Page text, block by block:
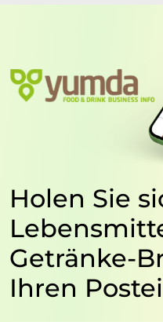
Holen Sie
Getränke-
Ihren